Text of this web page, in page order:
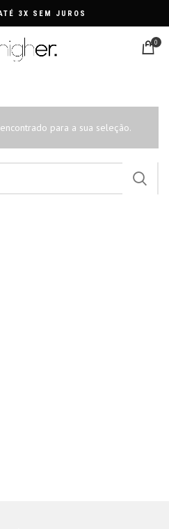
3X SEM JUROS
0
CORRENTE
para a sua seleção.